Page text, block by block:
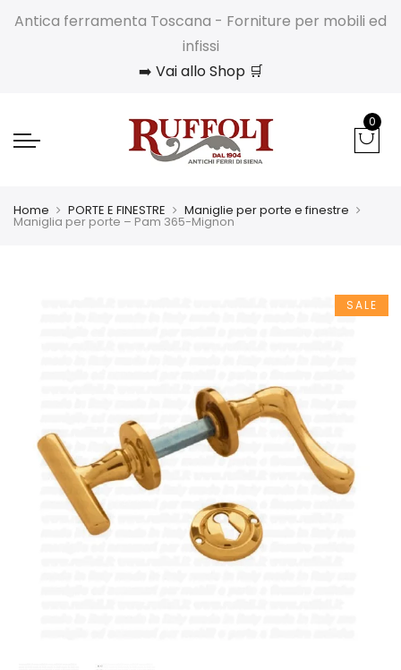
Antica ferramenta Toscana - Forniture per mobili ed
infissi
➡️ Vai allo Shop 🛒
0
Home PORTE E FINESTRE Maniglie per porte e finestre
Maniglia per porte – Pam 365-Mignon
SALE